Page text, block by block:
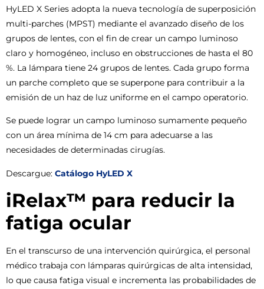
HyLED X Series adopta la nueva tecnología de superposición
multi-parches (MPST) mediante el avanzado diseño de los
grupos de lentes, con el fin de crear un campo luminoso
claro y homogéneo, incluso en obstrucciones de hasta el 80
%. La lámpara tiene 24 grupos de lentes. Cada grupo forma
un parche completo que se superpone para contribuir a la
emisión de un haz de luz uniforme en el campo operatorio.
Se puede lograr un campo luminoso sumamente pequeño
con un área mínima de 14 cm para adecuarse a las
necesidades de determinadas cirugías.
Descargue: Catálogo HyLED X
iRelax™ para reducir la
fatiga ocular
En el transcurso de una intervención quirúrgica, el personal
médico trabaja con lámparas quirúrgicas de alta intensidad,
lo que causa fatiga visual e incrementa las probabilidades de